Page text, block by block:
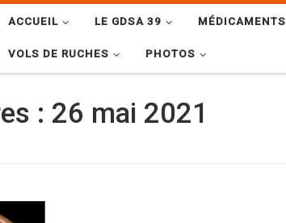
ACCUEIL LE GDSA 39 MÉDICAMENTS
VOLS DE RUCHES PHOTOS
: 26 mai 2021